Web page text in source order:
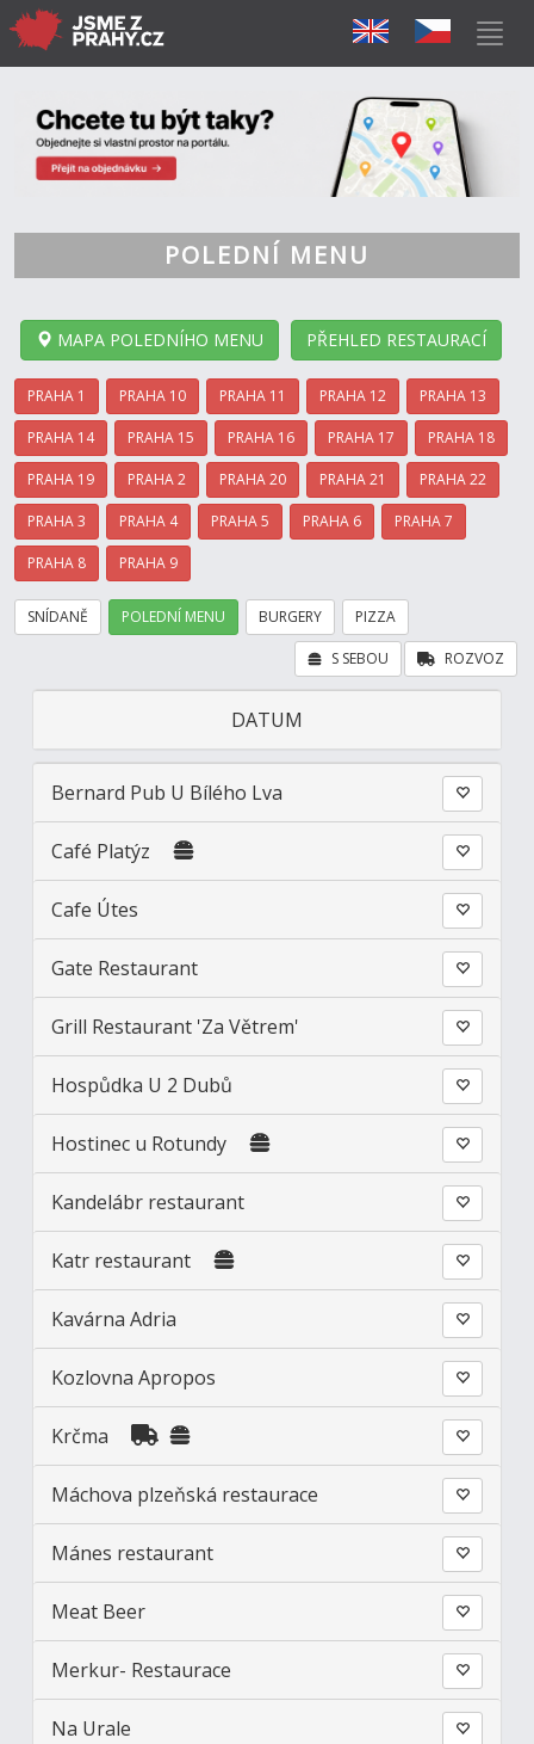
POLEDNÍ MENU
MAPA POLEDNÍHO MENU PŘEHLED RESTAURACÍ
PRAHA 1 PRAHA 10 PRAHA 11 PRAHA 12 PRAHA 13
PRAHA 14 PRAHA 15 PRAHA 16 PRAHA 17 PRAHA 18
PRAHA 19 PRAHA 2 PRAHA 20 PRAHA 21 PRAHA 22
PRAHA 3 PRAHA 4 PRAHA 5 PRAHA 6 PRAHA 7
PRAHA 8 PRAHA 9
SNÍDANĚ POLEDNÍ MENU BURGERY PIZZA
ROZVOZ
S SEBOU
DATUM
Bernard Pub U Bílého Lva
Café Platýz
Cafe Útes
Gate Restaurant
Grill Restaurant 'Za Větrem'
Hospůdka U 2 Dubů
Hostinec u Rotundy
Kandelábr restaurant
Katr restaurant
Kavárna Adria
Kozlovna Apropos
Krčma
Máchova plzeňská restaurace
Mánes restaurant
Meat Beer
Merkur- Restaurace
Na Urale